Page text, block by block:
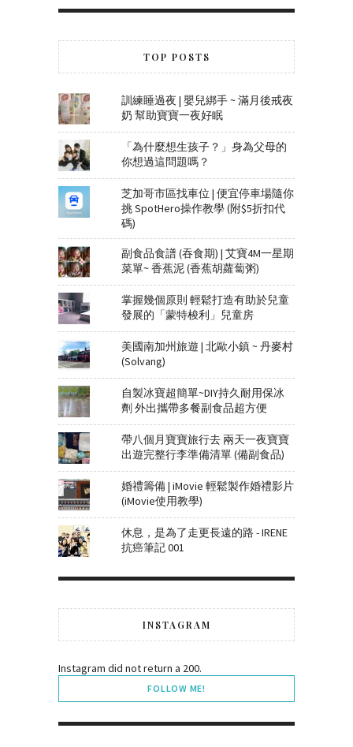
TOP POSTS
訓練睡過夜 | 嬰兒綁手 ~ 滿月後戒夜
奶 幫助寶寶一夜好眠
「為什麼想生孩子？」身為父母的
你想過這問題嗎？
芝加哥市區找車位 | 便宜停車場隨你
挑 SpotHero操作教學 (附$5折扣代
碼)
副食品食譜 (吞食期) | 艾寶4M一星期
菜單~ 香蕉泥 (香蕉胡蘿蔔粥)
掌握幾個原則 輕鬆打造有助於兒童
發展的「蒙特梭利」兒童房
美國南加州旅遊 | 北歐小鎮 ~ 丹麥村
(Solvang)
自製冰寶超簡單~DIY持久耐用保冰
劑 外出攜帶多餐副食品超方便
帶八個月寶寶旅行去 兩天一夜寶寶
出遊完整行李準備清單 (備副食品)
婚禮籌備 | iMovie 輕鬆製作婚禮影片
(iMovie使用教學)
休息，是為了走更長遠的路 - IRENE
抗癌筆記 001
INSTAGRAM
Instagram did not return a 200.
FOLLOW ME!